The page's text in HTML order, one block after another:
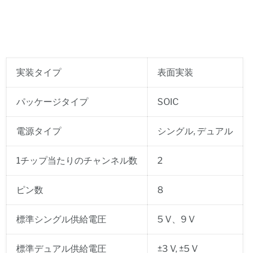
実装タイプ 表面実装
パッケージタイプ SOIC
電源タイプ シングル, デュアル
1チップ当たりのチャンネル数 2
ピン数 8
標準シングル供給電圧 5 V、9 V
標準デュアル供給電圧 ±3 V, ±5 V